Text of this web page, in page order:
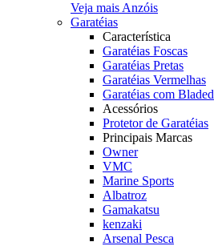
Veja mais Anzóis
Garatéias
Característica
Garatéias Foscas
Garatéias Pretas
Garatéias Vermelhas
Garatéias com Bladed
Acessórios
Protetor de Garatéias
Principais Marcas
Owner
VMC
Marine Sports
Albatroz
Gamakatsu
kenzaki
Arsenal Pesca